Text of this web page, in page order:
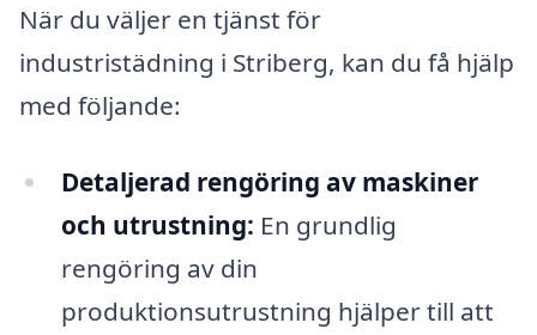
När du väljer en tjänst för
industristädning i Striberg, kan du få hjälp
med följande:
Detaljerad rengöring av maskiner
och utrustning: En grundlig
rengöring av din
produktionsutrustning hjälper till att